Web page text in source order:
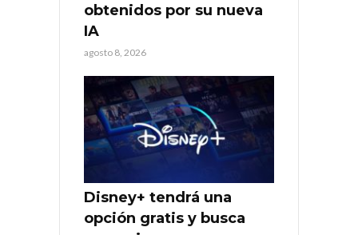
obtenidos por su nueva
IA
agosto 8, 2026
Disney+ tendrá una
opción gratis y busca